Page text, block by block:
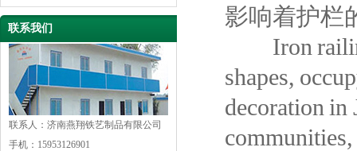
联系我们
联系人：济南燕翔铁艺制品有限公司
手机：15953126901
影响着护栏
Iron
shapes,
decoration in